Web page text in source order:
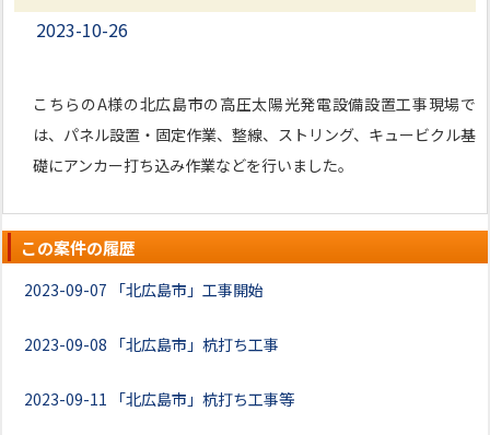
2023-10-26
こちらのA様の北広島市の高圧太陽光発電設備設置工事現場で
は、パネル設置・固定作業、整線、ストリング、キュービクル基
礎にアンカー打ち込み作業などを行いました。
この案件の履歴
2023-09-07 「北広島市」工事開始
2023-09-08 「北広島市」杭打ち工事
2023-09-11 「北広島市」杭打ち工事等